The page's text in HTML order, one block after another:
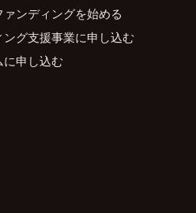
ンディングを始める
グ支援事業に申し込む
申し込む